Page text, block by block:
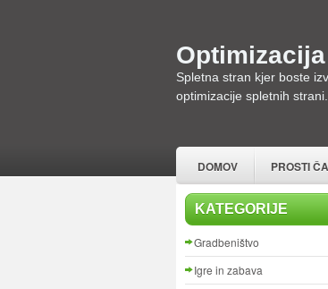
Spletna stran kjer boste
optimizacije spletnih strani.
DOMOV PROSTI
KATEGORIJE
Gradbeništvo
Igre in zabava